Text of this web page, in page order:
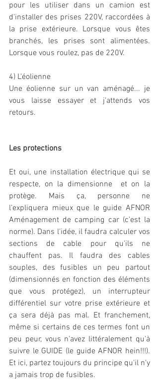
pour les utiliser dans un camion est
d'installer des prises 220V, raccordées à
la prise extérieure. Lorsque vous êtes
branchés, les prises sont alimentées.
Lorsque vous roulez, pas de 220V.
4) L'éolienne
Une éolienne sur un van aménagé... je
vous laisse essayer et j'attends vos
retours.
Les protections
Et oui, une installation électrique qui se
respecte, on la dimensionne  et on la
protège. Mais ça, personne ne
l'expliquera mieux que le guide AFNOR
Aménagement de camping car (c'est la
norme). Dans l'idée, il faudra calculer vos
sections de cable pour qu'ils ne
chauffent pas. Il faudra des cables
souples, des fusibles un peu partout
(dimensionnés en fonction des éléments
que vous protégez), un interrupteur
différentiel sur votre prise extérieure et
ça sera déjà pas mal. Et franchement,
même si certains de ces termes font un
peu peur, vous n'avez littéralement qu'à
suivre le GUIDE (le guide AFNOR hein!!!).
Et ici, partez toujours du principe qu'il n'y
a jamais trop de fusibles.